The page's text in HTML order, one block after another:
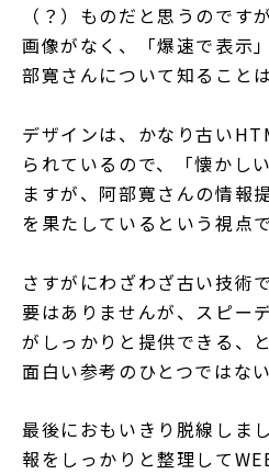
（？）ものだと思うのです
画像がなく、「爆速で表示
部寛さんについて知ること
デザインは、かなり古い
られているので、「懐かし
ますが、阿部寛さんの情報
を果たしているという視点
さすがにわざわざ古い技術
要はありませんが、スピー
がしっかりと提供できる、
面白い参考のひとつではな
最後におもいきり脱線しま
報をしっかりと整理して